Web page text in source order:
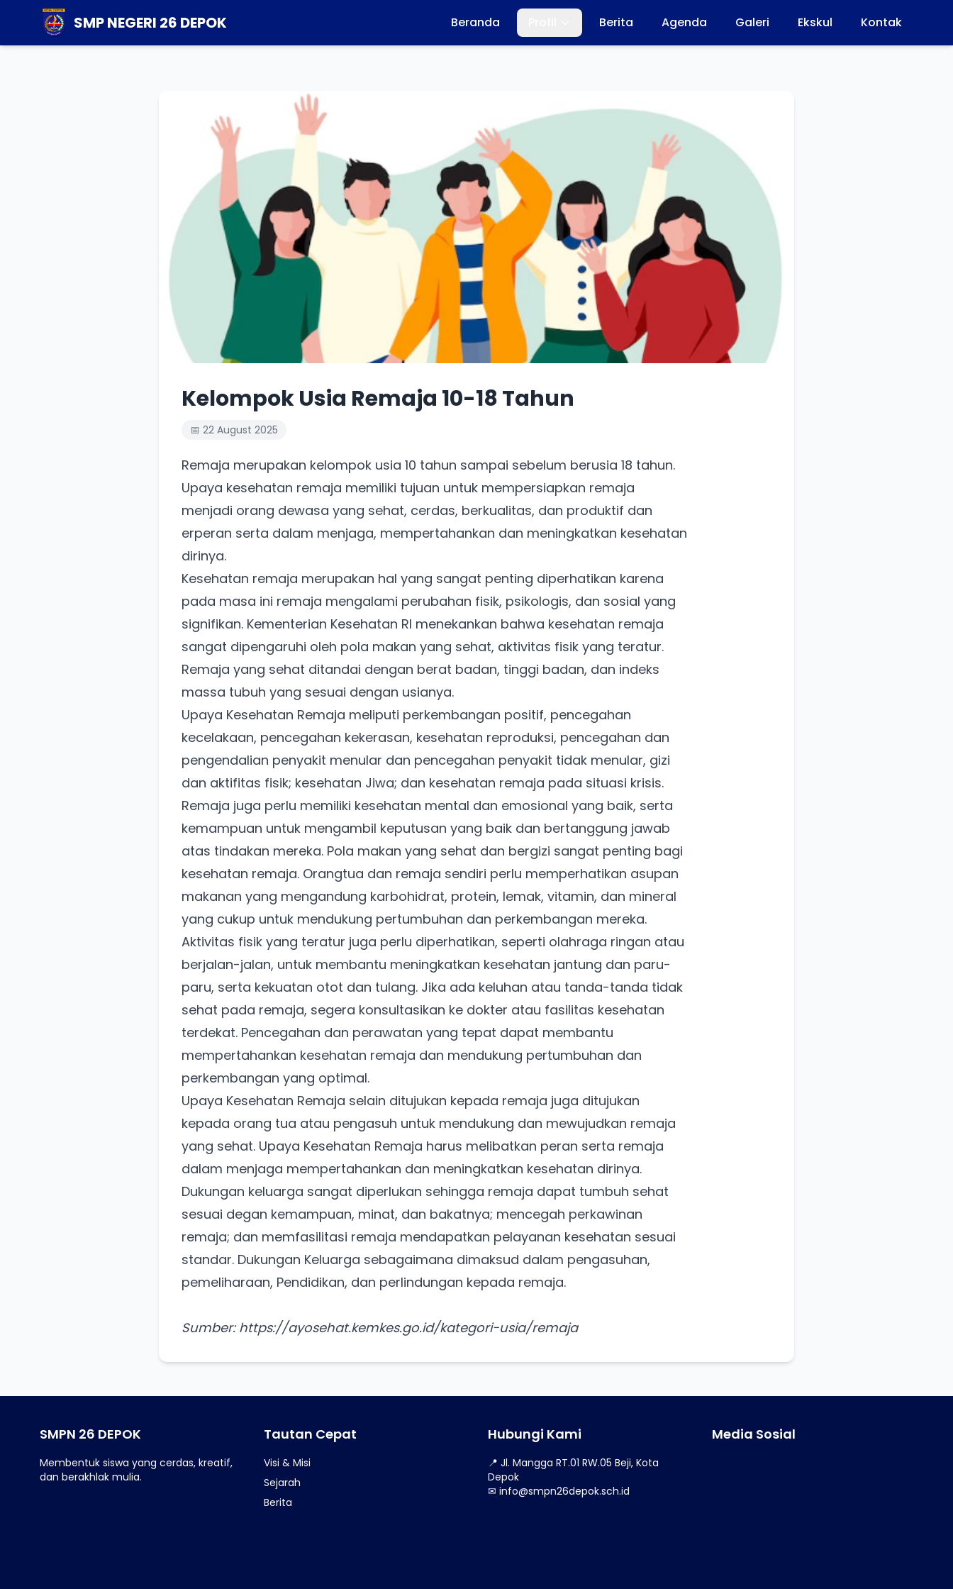
SMP NEGERI 26 DEPOK Beranda Berita Agenda Galeri Ekskul Kontak
Kelompok Usia Remaja 10-18 Tahun
📅 22 August 2025
Remaja merupakan kelompok usia 10 tahun sampai sebelum berusia 18 tahun.
Upaya kesehatan remaja memiliki tujuan untuk mempersiapkan remaja
menjadi orang dewasa yang sehat, cerdas, berkualitas, dan produktif dan
erperan serta dalam menjaga, mempertahankan dan meningkatkan kesehatan
dirinya.
Kesehatan remaja merupakan hal yang sangat penting diperhatikan karena
pada masa ini remaja mengalami perubahan fisik, psikologis, dan sosial yang
signifikan. Kementerian Kesehatan RI menekankan bahwa kesehatan remaja
sangat dipengaruhi oleh pola makan yang sehat, aktivitas fisik yang teratur.
Remaja yang sehat ditandai dengan berat badan, tinggi badan, dan indeks
massa tubuh yang sesuai dengan usianya.
Upaya Kesehatan Remaja meliputi perkembangan positif, pencegahan
kecelakaan, pencegahan kekerasan, kesehatan reproduksi, pencegahan dan
pengendalian penyakit menular dan pencegahan penyakit tidak menular, gizi
dan aktifitas fisik; kesehatan Jiwa; dan kesehatan remaja pada situasi krisis.
Remaja juga perlu memiliki kesehatan mental dan emosional yang baik, serta
kemampuan untuk mengambil keputusan yang baik dan bertanggung jawab
atas tindakan mereka. Pola makan yang sehat dan bergizi sangat penting bagi
kesehatan remaja. Orangtua dan remaja sendiri perlu memperhatikan asupan
makanan yang mengandung karbohidrat, protein, lemak, vitamin, dan mineral
yang cukup untuk mendukung pertumbuhan dan perkembangan mereka.
Aktivitas fisik yang teratur juga perlu diperhatikan, seperti olahraga ringan atau
berjalan-jalan, untuk membantu meningkatkan kesehatan jantung dan paru-
paru, serta kekuatan otot dan tulang. Jika ada keluhan atau tanda-tanda tidak
sehat pada remaja, segera konsultasikan ke dokter atau fasilitas kesehatan
terdekat. Pencegahan dan perawatan yang tepat dapat membantu
mempertahankan kesehatan remaja dan mendukung pertumbuhan dan
perkembangan yang optimal.
Upaya Kesehatan Remaja selain ditujukan kepada remaja juga ditujukan
kepada orang tua atau pengasuh untuk mendukung dan mewujudkan remaja
yang sehat. Upaya Kesehatan Remaja harus melibatkan peran serta remaja
dalam menjaga mempertahankan dan meningkatkan kesehatan dirinya.
Dukungan keluarga sangat diperlukan sehingga remaja dapat tumbuh sehat
sesuai degan kemampuan, minat, dan bakatnya; mencegah perkawinan
remaja; dan memfasilitasi remaja mendapatkan pelayanan kesehatan sesuai
standar. Dukungan Keluarga sebagaimana dimaksud dalam pengasuhan,
pemeliharaan, Pendidikan, dan perlindungan kepada remaja.
Sumber: https://ayosehat.kemkes.go.id/kategori-usia/remaja
SMPN 26 DEPOK
Membentuk siswa yang cerdas, kreatif,
dan berakhlak mulia.
Tautan Cepat
Visi & Misi
Sejarah
Berita
Hubungi Kami
📍 Jl. Mangga RT.01 RW.05 Beji, Kota
Depok
✉ info@smpn26depok.sch.id
Media Sosial